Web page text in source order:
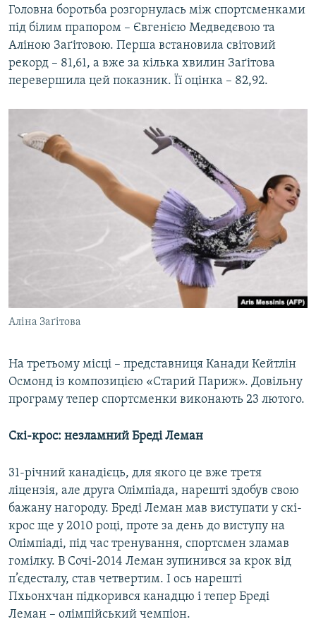
Головна боротьба розгорнулась між спортсменками
під білим прапором – Євгенією Медведєвою та
Аліною Заґітовою. Перша встановила світовий
рекорд – 81,61, а вже за кілька хвилин Заґітова
перевершила цей показник. Її оцінка – 82,92.
Аліна Заґітова
На третьому місці – представниця Канади Кейтлін
Осмонд із композицією «Старий Париж». Довільну
програму тепер спортсменки виконають 23 лютого.
Скі-крос: незламний Бреді Леман
31-річний канадієць, для якого це вже третя
ліцензія, але друга Олімпіада, нарешті здобув свою
бажану нагороду. Бреді Леман мав виступати у скі-
крос ще у 2010 році, проте за день до виступу на
Олімпіаді, під час тренування, спортсмен зламав
гомілку. В Сочі-2014 Леман зупинився за крок від
п’єдесталу, став четвертим. І ось нарешті
Пхьонхчан підкорився канадцю і тепер Бреді
Леман – олімпійський чемпіон.